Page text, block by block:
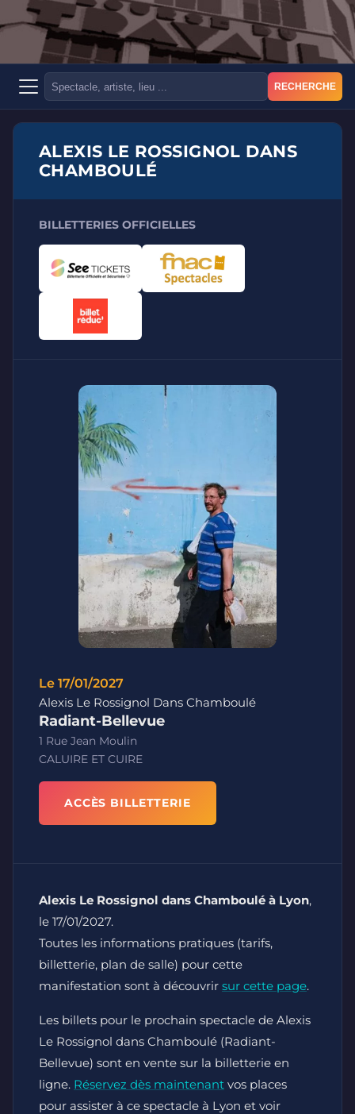
RECHERCHE
ALEXIS LE ROSSIGNOL DANS
CHAMBOULÉ
BILLETTERIES OFFICIELLES
Le 17/01/2027
Alexis Le Rossignol Dans Chamboulé
Radiant-Bellevue
1 Rue Jean Moulin
CALUIRE ET CUIRE
ACCÈS BILLETTERIE
Alexis Le Rossignol dans Chamboulé à Lyon,
le 17/01/2027.
Toutes les informations pratiques (tarifs,
billetterie, plan de salle) pour cette
manifestation sont à découvrir sur cette page.
Les billets pour le prochain spectacle de Alexis
Le Rossignol dans Chamboulé (Radiant-
Bellevue) sont en vente sur la billetterie en
ligne. Réservez dès maintenant vos places
pour assister à ce spectacle à Lyon et voir